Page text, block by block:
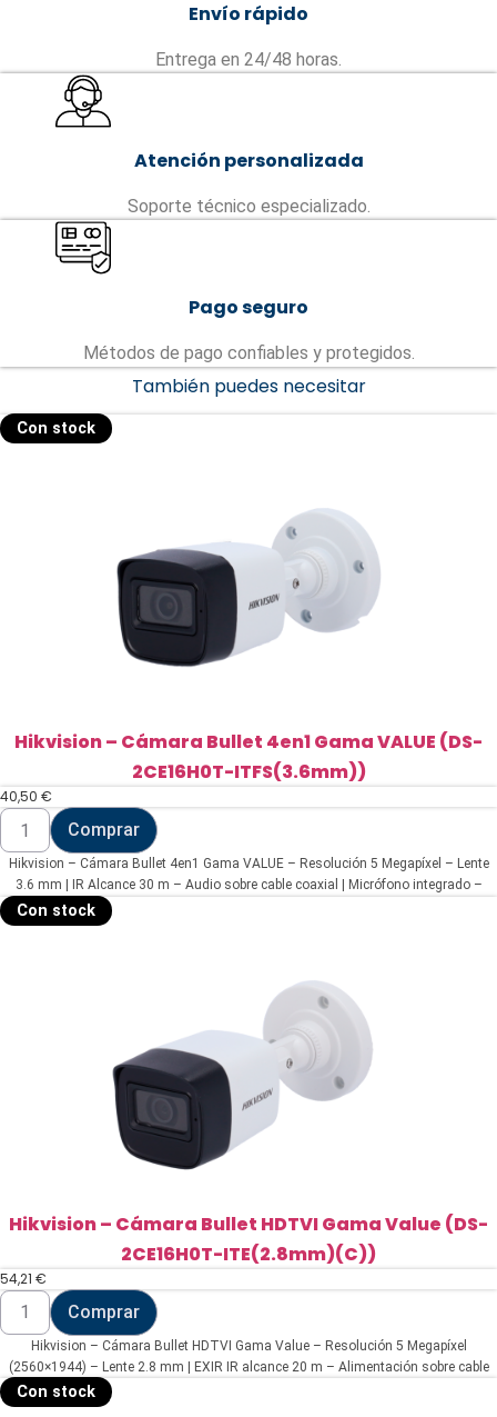
Envío rápido
Entrega en 24/48 horas.
Atención personalizada
Soporte técnico especializado.
Pago seguro
Métodos de pago confiables y protegidos.
También puedes necesitar
Con stock
Hikvision – Cámara Bullet 4en1 Gama VALUE (DS-
2CE16H0T-ITFS(3.6mm))
40,50 €
Hikvision
Cámara
Bullet
4en1
Gama
VALUE
Comprar
Hikvision – Cámara Bullet 4en1 Gama VALUE – Resolución 5 Megapíxel – Lente
3.6 mm | IR Alcance 30 m – Audio sobre cable coaxial | Micrófono integrado –
Con stock
Hikvision – Cámara Bullet HDTVI Gama Value (DS-
2CE16H0T-ITE(2.8mm)(C))
54,21 €
Hikvision
Cámara
Bullet
HDTVI
Gama
Value
Comprar
Hikvision – Cámara Bullet HDTVI Gama Value – Resolución 5 Megapíxel
(2560×1944) – Lente 2.8 mm | EXIR IR alcance 20 m – Alimentación sobre cable
Con stock